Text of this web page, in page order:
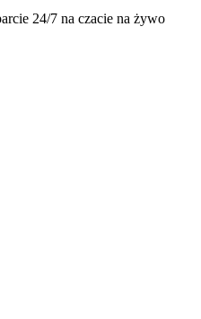
24/7 na czacie na żywo